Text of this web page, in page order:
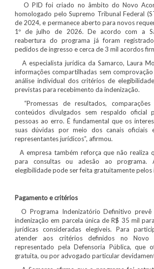
O PID foi criado no âmbito do Novo
homologado pelo Supremo Tribunal Federal
de 2024, e permanece aberto para novos
1º de julho de 2026. De acordo com a
reabertura do programa já foram
pedidos de ingresso e cerca de 3 mil acordos
A especialista jurídica da Samarco, Laura
informações compartilhadas sem
análise individual dos critérios de
previstas para recebimento da indenização.
“Promessas de resultados,
conteúdos divulgados sem respaldo oficial
pessoas ao erro. É fundamental que os
suas dúvidas por meio dos canais oficiais
representantes jurídicos”, afirmou.
A empresa também reforça que não realiza
para consultas ou adesão ao programa.
elegibilidade pode ser feita gratuitamente pelos
Pagamento e critérios
O Programa Indenizatório Definitivo
indenização em parcela única de R$ 35 mil
jurídicas consideradas elegíveis. Para
atender aos critérios definidos no
representado pela Defensoria Pública, que
gratuita, ou por advogado particular